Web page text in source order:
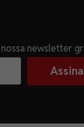
newsletter